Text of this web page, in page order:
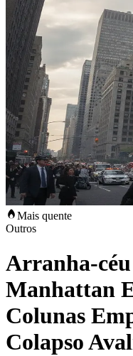
Mais quente
Outros
Arranha-
Manhattan
Colunas
Colapso